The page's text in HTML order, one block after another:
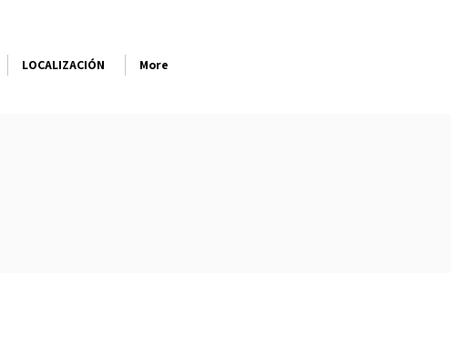
LOCALIZACIÓN More